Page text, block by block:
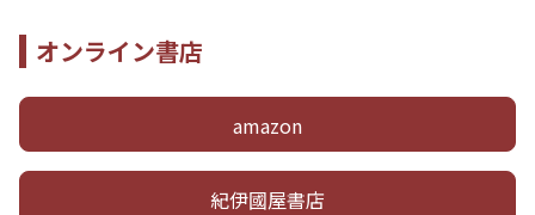
オンライン書店
amazon
紀伊國屋書店